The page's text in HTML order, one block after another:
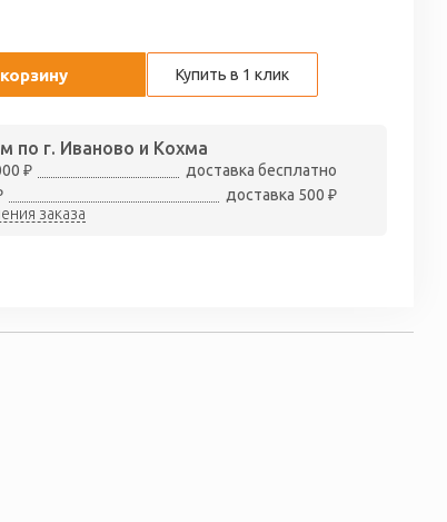
Купить в 1 клик
по г. Иваново и Кохма
₽
доставка бесплатно
доставка 500 ₽
заказа